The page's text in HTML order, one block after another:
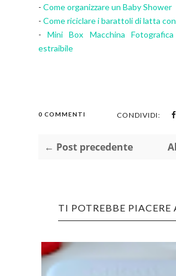
- Come organizzare un Baby Shower
- Come riciclare i barattoli di latta
-Mini Box Macchina
estraibile
0 COMMENTI CONDIVIDI:
← Post precedente
TI POTREBBE PIACERE